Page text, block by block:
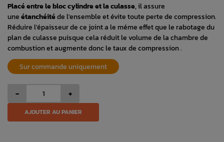
Placé entre le bloc cylindre et la culasse, il assure
uneétanchéitéde l'ensemble et évite toute perte de compression.
Réduire l'épaisseur de ce joint a le méme effet que le rabotage du
plan de culasse puisque cela réduit le volume de la chambre de
combustion et augmente donc le taux de compression .
Sur commande uniquement
- +
AJOUTER AU PANIER